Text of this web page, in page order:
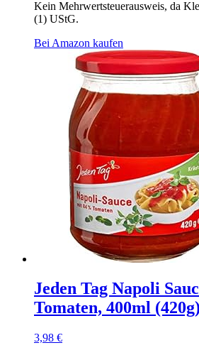
Kein Mehrwertsteuerausweis, da
(1) UStG.
Bei Amazon kaufen
Jeden Tag Napoli
Tomaten, 400ml (420g)
3,98 €